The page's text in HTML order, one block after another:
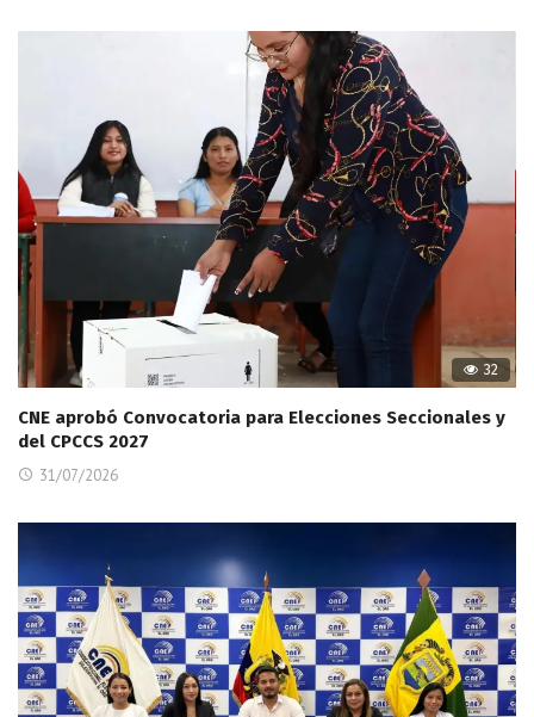
32
CNE aprobó Convocatoria para Elecciones Seccionales y
del CPCCS 2027
31/07/2026